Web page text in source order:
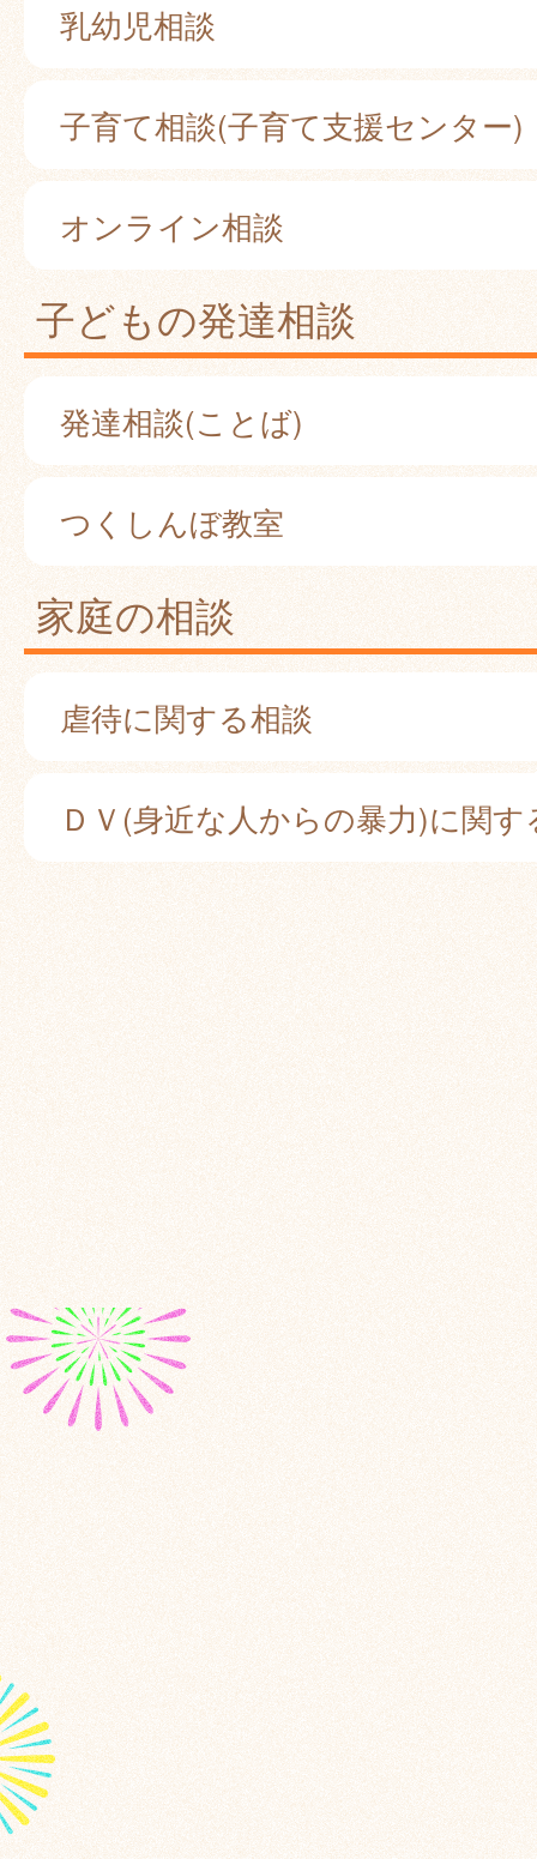
乳幼児相談
子育て相談(子育て支援センター)
オンライン相談
子どもの発達相談
発達相談(ことば)
つくしんぼ教室
家庭の相談
虐待に関する相談
ＤＶ(身近な人からの暴力)に関す